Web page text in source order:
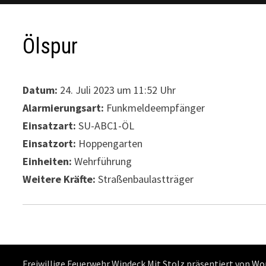
Ölspur
Datum: 24. Juli 2023 um 11:52 Uhr
Alarmierungsart: Funkmeldeempfänger
Einsatzart: SU-ABC1-ÖL
Einsatzort: Hoppengarten
Einheiten: Wehrführung
Weitere Kräfte: Straßenbaulastträger
Freiwillige Feuerwehr Windeck Mit Stolz präsentiert von